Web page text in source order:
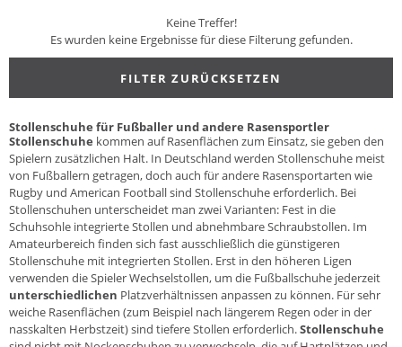
Keine Treffer!
Es wurden keine Ergebnisse für diese Filterung gefunden.
FILTER ZURÜCKSETZEN
Stollenschuhe für Fußballer und andere Rasensportler
Stollenschuhe kommen auf Rasenflächen zum Einsatz, sie geben den
Spielern zusätzlichen Halt. In Deutschland werden Stollenschuhe meist
von Fußballern getragen, doch auch für andere Rasensportarten wie
Rugby und American Football sind Stollenschuhe erforderlich. Bei
Stollenschuhen unterscheidet man zwei Varianten: Fest in die
Schuhsohle integrierte Stollen und abnehmbare Schraubstollen. Im
Amateurbereich finden sich fast ausschließlich die günstigeren
Stollenschuhe mit integrierten Stollen. Erst in den höheren Ligen
verwenden die Spieler Wechselstollen, um die Fußballschuhe jederzeit
unterschiedlichen Platzverhältnissen anpassen zu können. Für sehr
weiche Rasenflächen (zum Beispiel nach längerem Regen oder in der
nasskalten Herbstzeit) sind tiefere Stollen erforderlich.Stollenschuhe